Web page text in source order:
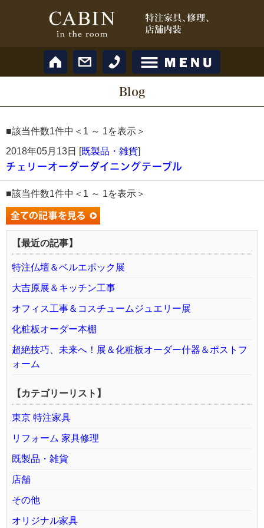
Blog
■該当件数1件中＜1 ～ 1を表示＞
2018年05月13日 [既製品・雑貨]
チェリーオーダーダイニングテーブル
■該当件数1件中＜1 ～ 1を表示＞
【最近の記事】
特注仏壇＆ベルエポック展
大吉原展＆キッチン工事
オフィス工事＆コスチュームジュエリー展
化粧板オーダー本棚
超絶技巧、未来へ！展＆化粧板オーダー什器＆ポストフ
ォーム
【カテゴリーリスト】
東京 特注家具
リフォーム 家具修理
既製品・雑貨
店舗
その他
オリジナル家具